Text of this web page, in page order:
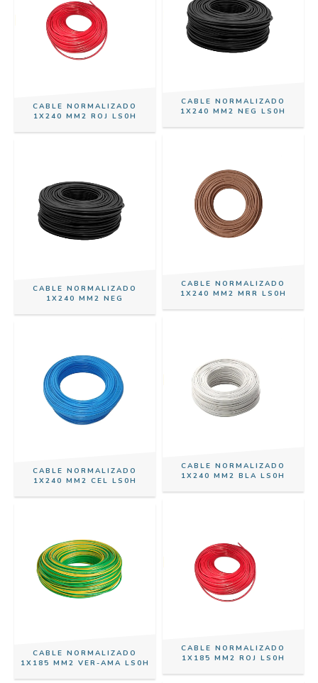
CABLE NORMALIZADO
1X240 MM2 ROJ LS0H
CABLE NORMALIZADO
1X240 MM2 NEG LS0H
CABLE NORMALIZADO
1X240 MM2 NEG
CABLE NORMALIZADO
1X240 MM2 MRR LS0H
CABLE NORMALIZADO
1X240 MM2 CEL LS0H
CABLE NORMALIZADO
1X240 MM2 BLA LS0H
CABLE NORMALIZADO
1X185 MM2 VER-AMA LS0H
CABLE NORMALIZADO
1X185 MM2 ROJ LS0H